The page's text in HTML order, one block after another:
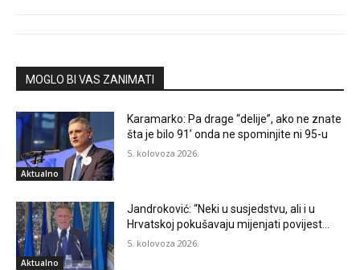
MOGLO BI VAS ZANIMATI
Aktualno
Karamarko: Pa drage “delije”, ako ne znate
šta je bilo 91’ onda ne spominjite ni 95-u
5. kolovoza 2026.
Aktualno
Jandroković: “Neki u susjedstvu, ali i u
Hrvatskoj pokušavaju mijenjati povijest…
5. kolovoza 2026.